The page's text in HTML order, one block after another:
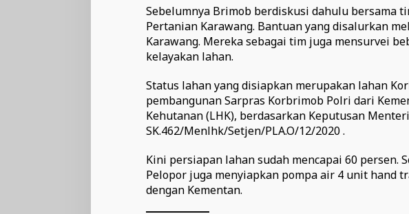
Sebelumnya Brimob berdiskusi dahulu bersama
Pertanian Karawang. Bantuan yang disalurkan
Karawang. Mereka sebagai tim juga mensurvei
kelayakan lahan.
Status lahan yang disiapkan merupakan lahan
pembangunan Sarpras Korbrimob Polri dari
Kehutanan (LHK), berdasarkan Keputusan
SK.462/Menlhk/Setjen/PLA.O/12/2020 .
Kini persiapan lahan sudah mencapai 60 persen.
Pelopor juga menyiapkan pompa air 4 unit hand
dengan Kementan.